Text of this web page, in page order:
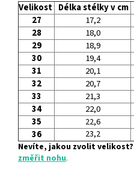
Velikost Délka stélky v cm
27
17,2
28
18,0
29
18,9
30
19,4
31
20,1
32
20,7
33
21,3
34
22,0
35
22,6
36 23,2
Nevíte, jakou zvolit velikost?
změřit nohu.